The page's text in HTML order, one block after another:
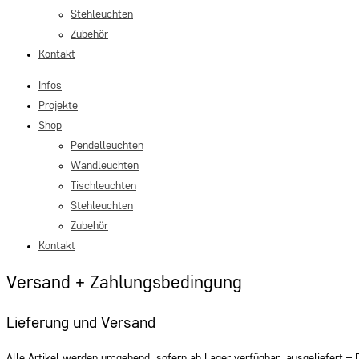
Stehleuchten
Zubehör
Kontakt
Infos
Projekte
Shop
Pendelleuchten
Wandleuchten
Tischleuchten
Stehleuchten
Zubehör
Kontakt
Versand + Zahlungsbedingung
Lieferung und Versand